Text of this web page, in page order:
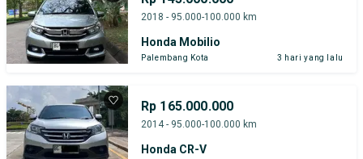
2018 - 95.000-100.000 km
Honda Mobilio
Palembang Kota 3 hari yang lalu
Rp 165.000.000
2014 - 95.000-100.000 km
Honda CR-V